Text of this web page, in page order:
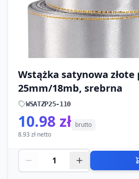
Wstążka satynowa złote
25mm/18mb, srebrna
WSATZP25-110
10.98 zł brutto
8.93 zł netto